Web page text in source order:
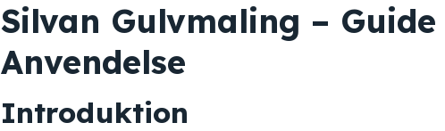
Silvan Gulvmaling –
Anvendelse
Introduktion